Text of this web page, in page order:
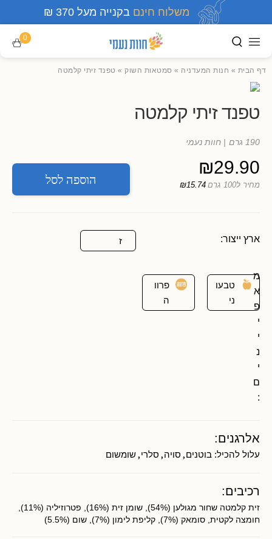
משלוח חינם בקנייה מעל 370 ₪
0
דף הבית » חנות המעדניה » סמטאות השוק » טפנד זיתי קלמטה
טפנד זיתי קלמטה
190 גרם | חוות נעמי
₪29.90
מחיר ל100 גרם ₪15.74 הוספה לסל
ארץ ייצור: ז
מ
א
פ
י
י
נ
י
ם
:
טבעו
ני
פרוו
ה
אלרגנים:
עלול להכיל: בוטנים, סויה, סלרי,שומשום
רכיבים:
זית קלמטה שחור מגולען (54%), שומן זית (16%), פטרוזיליה (11%),
חומצה לקטית, סומאק (7%), קליפת לימון (7%), שום (5.5%)